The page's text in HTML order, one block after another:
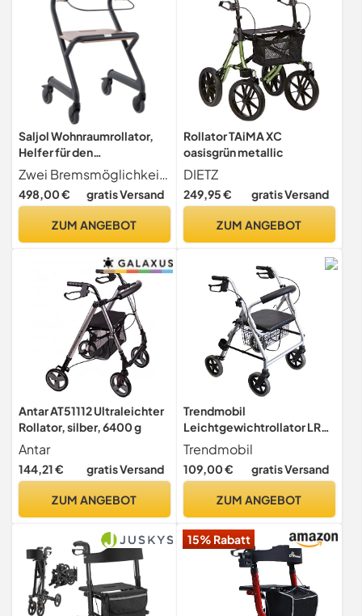
Saljol Wohnraumrollator,
Helfer für den
Wohnbereich, Indoor
Rollator, Trippelrollator,
wendig, stabil, mobiler
Velvet Grey (grau)
Zwei Bremsmöglichkeiten Der Wohmraumrollator in Velvet Grey lässt sich ein- oder beidhändig an jeder Position des Bremsbügels bremsen oder beidhändig mit Hilfe der Bremsgriffe.
498,00 € gratis Versand
ZUM ANGEBOT
Rollator TAiMA XC
oasisgrün metallic
DIETZ
249,95 € gratis Versand
ZUM ANGEBOT
Antar AT51112 Ultraleichter
Rollator, silber, 6400 g
Antar
144,21 € gratis Versand
ZUM ANGEBOT
Trendmobil
Leichtgewichtrollator LR
53 nur 6,7 kg Rollator inkl.
Korb und Stockhalterung -
Pannensichere PU
Trendmobil
109,00 € gratis Versand
ZUM ANGEBOT
15% Rabatt